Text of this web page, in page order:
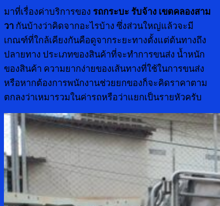
มาที่เรื่องค่าบริการของ รถกระบะ รับจ้าง เขตคลองสาม
วา กันบ้างว่าคิดจากอะไรบ้าง ซึ่งส่วนใหญ่แล้วจะมี
เกณฑ์ที่ใกล้เคียงกันคือดูจากระยะทางตั้งแต่ต้นทางถึง
ปลายทาง ประเภทของสินค้าที่จะทำการขนส่ง น้ำหนัก
ของสินค้า ความยากง่ายของเส้นทางที่ใช้ในการขนส่ง
หรือหากต้องการพนักงานช่วยยกของก็จะคิดราคาตาม
ตกลงว่าเหมารวมในค่ารถหรือว่าแยกเป็นรายหัวครับ